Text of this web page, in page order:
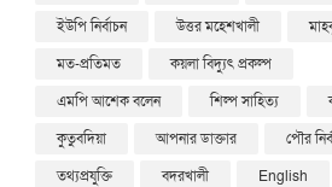
ইউপি নির্বাচন
উত্তর মহেশখালী
মত-প্রতিমত
কয়লা বিদ্যুৎ প্রকল্প
এমপি আশেক বলেন
শিল্প সাহিত্য
কুতুবদিয়া
আপনার ডাক্তার
পৌর
তথ্যপ্রযুক্তি
বদরখালী
English